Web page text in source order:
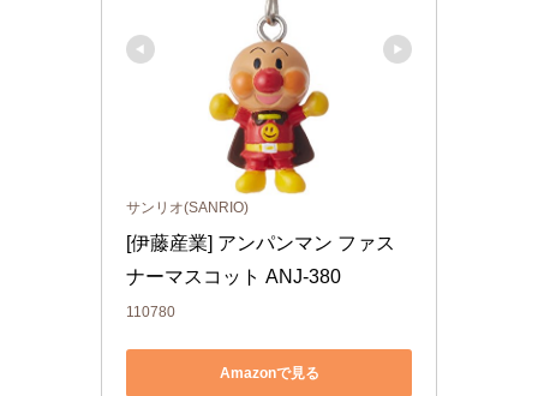
サンリオ(SANRIO)
[伊藤産業] アンパンマン ファス
ナーマスコット ANJ-380
110780
Amazonで見る